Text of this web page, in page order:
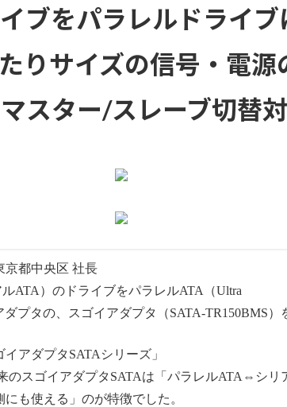
ブをパラレルドライブ
りサイズの信号・電
スター/スレーブ切替
京都中央区 社長
ATA）のドライブをパラレルATA（Ultra
プタの、スゴイアダプタ（SATA-TR150BMS）
イアダプタSATA シリーズ 」
のスゴイアダプタSATAは「 パラレルATA⇔シリ
も使える」のが特徴でした。